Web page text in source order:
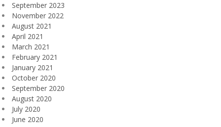
September 2023
November 2022
August 2021
April 2021
March 2021
February 2021
January 2021
October 2020
September 2020
August 2020
July 2020
June 2020